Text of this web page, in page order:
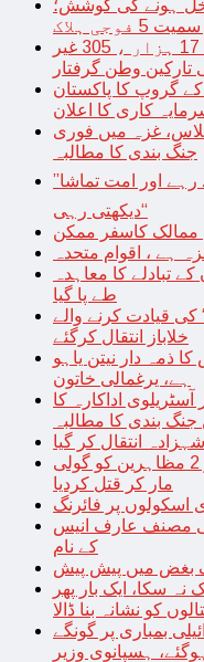
ہونے کی کوشش؛
5 فوجی ہلاک
سعودی عرب ، ایک ہفتے کے دوران 17 ہزار ، 305 غیر
تارکین وطن گرفتار
کے گروپ کا پاکستان
غزہ میں فوری
جنگ بندی کا مطالبہ
’’یا رسول اللہﷺ! ہمارے ٹکڑے ہوتے رہے اور امت تماشا
دیکھتی رہی‘‘
ہے ، اقوام متحدہ
تبادلے کا معاہدہ
طے پا گیا
چاند کے پہلے انسانی مشن ’اپولو 8‘ کی قیادت کرنے والے
خلاباز انتقال کرگئے
ذمہ دار نیتن یاہو
ہے، یرغمالی خاتون
اداکارہ کا
بندی کا مطالبہ
انتقال کر گیا
پاناما میں پروفیسر نے روڈ بلاک کرنے پر 2 مظاہرین کو گولی
مار کر قتل کردیا
اسکولوں پر فائرنگ
مصنف عارف انیس
کے نام
بغض میں پیش پیش
سکا، ایک بار پھر
کو نشانہ بنا ڈالا
بمباری پر گونگے
ہسپانوی وزیر